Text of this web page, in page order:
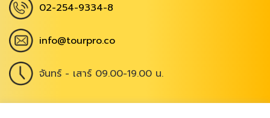
02-254-9334-8
info@tourpro.co
จันทร์ - เสาร์ 09.00-19.00 น.